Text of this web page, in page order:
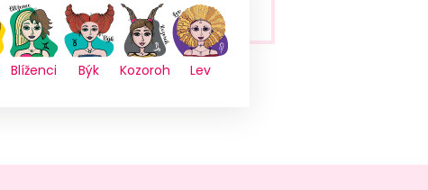
Blíženci Býk Kozoroh Lev